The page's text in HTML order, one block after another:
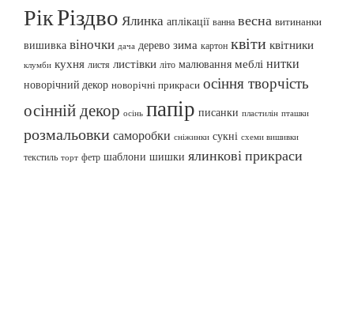
РікРіздво Ялинка аплікації ванна весна витинанки
вишивка віночки дача дерево зима картон квіти квітники
клумби кухня листя листівки літо малювання меблі нитки
новорічний декор новорічні прикраси осіння творчість
осінній декор осінь папір писанки пластилін пташки
розмальовки саморобки сніжинки сукні схеми вишивки
текстиль торт фетр шаблони шишки ялинкові прикраси